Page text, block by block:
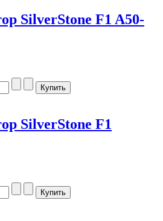
SilverStone F1 A50-
SilverStone F1